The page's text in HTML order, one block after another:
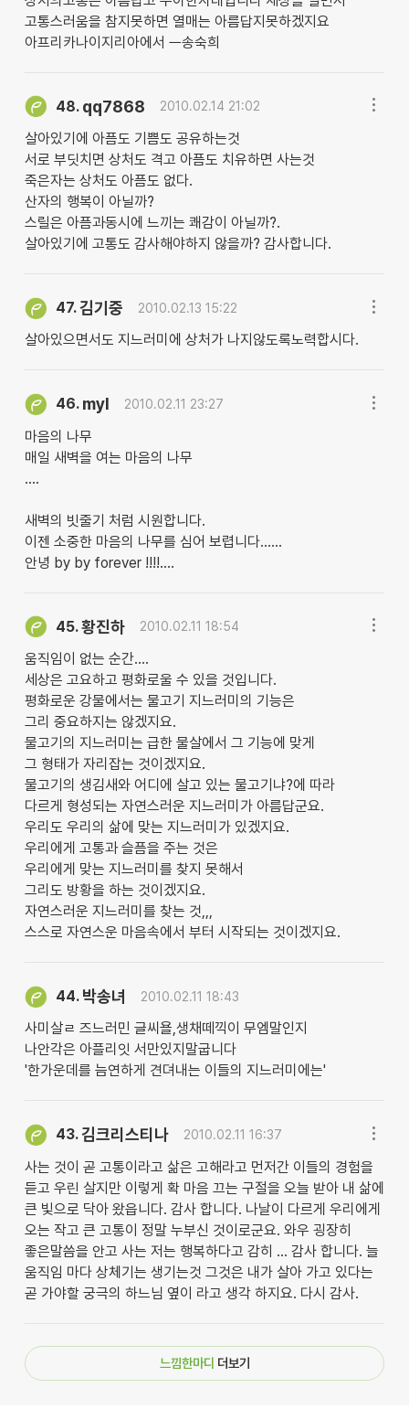
고통스러움을 참지못하면 열매는 아름답지못하겠지요
아프리카나이지리아에서 ㅡ송숙희
48. qq7868 2010.02.14 21:02
살아있기에 아픔도 기쁨도 공유하는것
서로 부딧치면 상처도 격고 아픔도 치유하면 사는것
죽은자는 상처도 아픔도 없다.
산자의 행복이 아닐까?
스릴은 아픔과동시에 느끼는 쾌감이 아닐까?.
살아있기에 고통도 감사해야하지 않을까? 감사합니다.
47.김기중 2010.02.13 15:22
살아있으면서도 지느러미에 상처가 나지않도록노력합시다.
46. myl 2010.02.11 23:27
마음의 나무
매일 새벽을 여는 마음의 나무
....
새벽의 빗줄기 처럼 시원합니다.
이젠 소중한 마음의 나무를 심어 보렵니다......
안녕 by by forever !!!!....
45.황진하 2010.02.11 18:54
움직임이 없는 순간....
세상은 고요하고 평화로울 수 있을 것입니다.
평화로운 강물에서는 물고기 지느러미의 기능은
그리 중요하지는 않겠지요.
물고기의 지느러미는 급한 물살에서 그 기능에 맞게
그 형태가 자리잡는 것이겠지요.
물고기의 생김새와 어디에 살고 있는 물고기냐?에 따라
다르게 형성되는 자연스러운 지느러미가 아름답군요.
우리도 우리의 삶에 맞는 지느러미가 있겠지요.
우리에게 고통과 슬픔을 주는 것은
우리에게 맞는 지느러미를 찾지 못해서
그리도 방황을 하는 것이겠지요.
자연스러운 지느러미를 찾는 것,,,
스스로 자연스운 마음속에서 부터 시작되는 것이겠지요.
44. 박송녀 2010.02.11 18:43
사미살ㄹ 즈느러민 글씨욜,생채떼끽이 무엠말인지
나안각은 아플리잇 서만있지말굽니다
'한가운데를 늠연하게 견뎌내는 이들의 지느러미에는'
43.김크리스티나 2010.02.11 16:37
사는 것이 곧 고통이라고 삶은 고해라고 먼저간 이들의 경험을
듣고 우린 살지만 이렇게 확 마음 끄는 구절을 오늘 받아 내 삶에
큰 빛으로 닥아 왔읍니다. 감사 합니다. 나날이 다르게 우리에게
오는 작고 큰 고통이 정말 누부신 것이로군요. 와우 굉장히
좋은말씀을 안고 사는 저는 행복하다고 감히 ... 감사 합니다. 늘
움직임 마다 상체기는 생기는것 그것은 내가 살아 가고 있다는
곧 가야할 궁극의 하느님 옆이 라고 생각 하지요. 다시 감사.
느낌한마디 더보기